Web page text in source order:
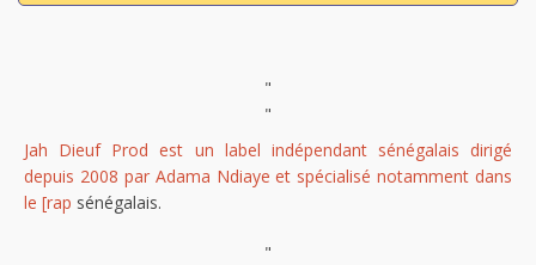
"
"
Jah Dieuf Prod est un label indépendant sénégalais dirigé
depuis 2008 par Adama Ndiaye et spécialisé notamment dans
le [rap sénégalais.
"